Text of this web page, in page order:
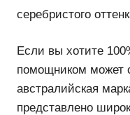
серебристого
Если вы хотите
помощником может
австралийская
представлено